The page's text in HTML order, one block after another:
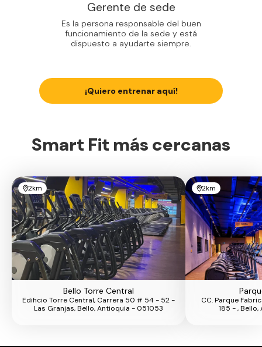
Gerente de sede
Es la persona responsable del buen
funcionamiento de la sede y está
dispuesto a ayudarte siempre.
¡Quiero entrenar aquí!
Smart Fit más cercanas
2km
Bello Torre Central
Edificio Torre Central, Carrera 50 # 54 - 52 -
Las Granjas, Bello, Antioquia - 051053
2km
CC. Parque
185 - ,